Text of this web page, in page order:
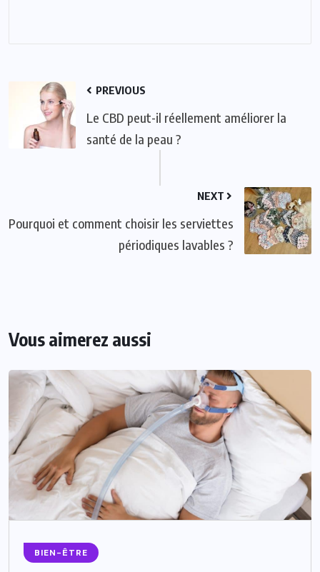
PREVIOUS
Le CBD peut-il réellement améliorer la
santé de la peau ?
NEXT
Pourquoi et comment choisir les serviettes
périodiques lavables ?
Vous aimerez aussi
BIEN-ÊTRE